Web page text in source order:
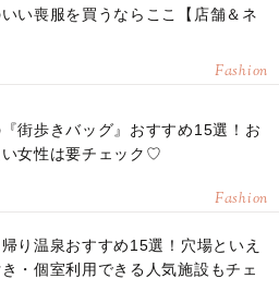
い喪服を買うならここ【店舗＆ネ
Fashion
街歩きバッグ』おすすめ15選！お
い女性は要チェック♡
Fashion
帰り温泉おすすめ15選！穴場といえ
・個室利用できる人気施設もチェ